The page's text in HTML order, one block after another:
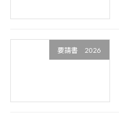
要請書 2026